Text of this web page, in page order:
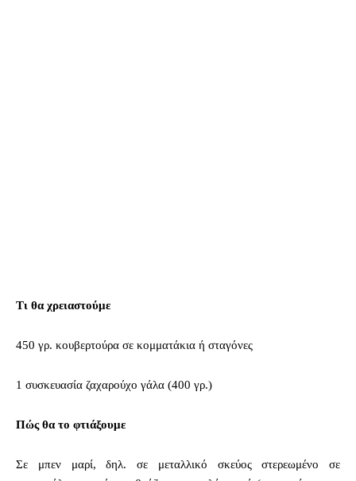
Τι θα χρειαστούμε
450 γρ. κουβερτούρα σε κομματάκια ή σταγόνες
1 συσκευασία ζαχαρούχο γάλα (400 γρ.)
Πώς θα το φτιάξουμε
Σε μπεν μαρί, δηλ. σε μεταλλικό σκεύος στερεωμένο σε